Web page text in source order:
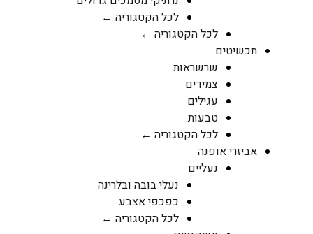
לכל הקטגוריה ←
לכל הקטגוריה ←
תכשיטים
שרשראות
צמידים
עגילים
טבעות
לכל הקטגוריה ←
אביזרי אופנה
נעליים
נעלי בובה ובלרינה
כפכפי אצבע
לכל הקטגוריה ←